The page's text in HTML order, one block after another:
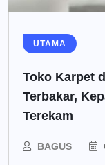
UTAMA
Toko Karpet
Terbakar,
Terekam
BAGUS